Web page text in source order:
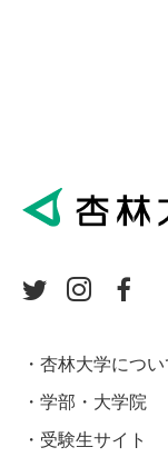
杏林大学につい
学部・大学院
受験生サイト